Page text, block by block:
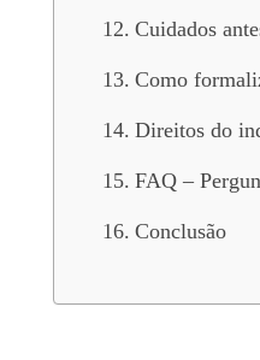
Cuidados
Como
Direitos do
FAQ –
Conclusão